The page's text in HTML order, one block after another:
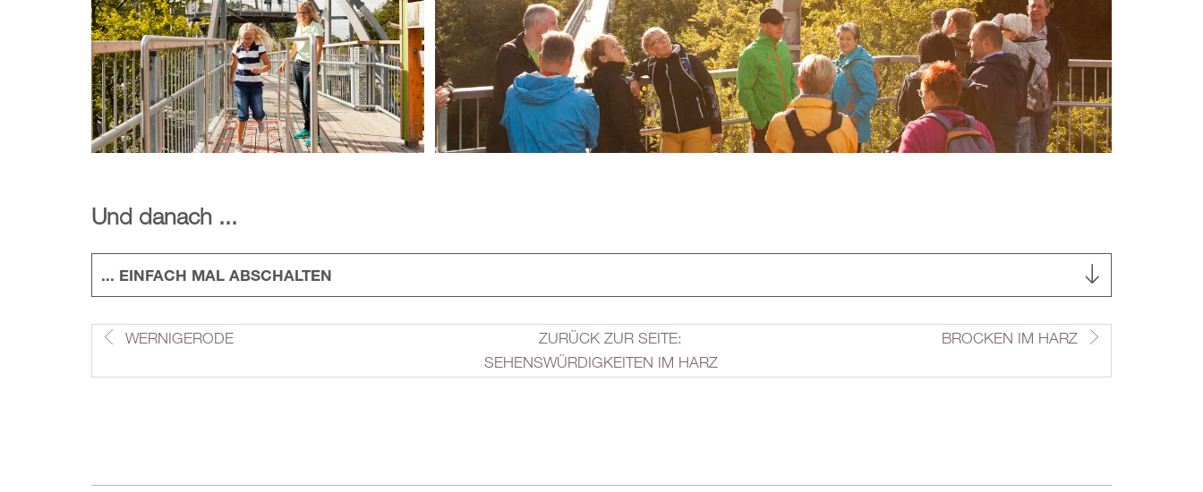
Und danach ...
... EINFACH MAL ABSCHALTEN
WERNIGERODE
ZURÜCK ZUR SEITE:
SEHENSWÜRDIGKEITEN IM HARZ
BROCKEN IM HARZ